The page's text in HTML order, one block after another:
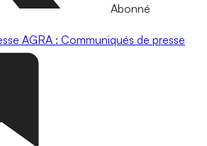
Abonné
AGRA : Communiqués de presse